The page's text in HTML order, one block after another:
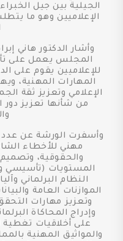
الجيلية بين جيل
الإعلاميين وهو ما
وأشار الدكتور هاني
المجلس يعمل على
للإعلاميين يقوم على
المهارات المهنية،
الإعلامي وتعزيز ثقة
من شأنها تعزيز دور
وأسفرت الورشة عن عدد
مهني للأخطاء
والحقوقية،
المستويات (تأسيسي
النظام البرلماني
الموازنات العامة
وتعزيز مهارات
وإدراج المحاكاة
على أخلاقيات تغطية
والمواثيق المهنية